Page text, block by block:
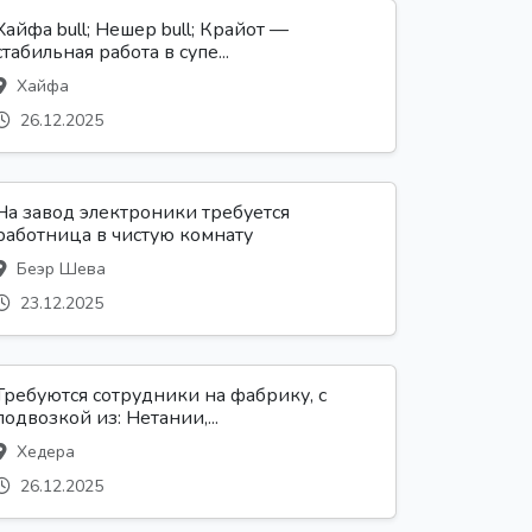
bull; Нешер bull; Крайот —
работа в супе...
Хайфа
26.12.2025
завод электроники требуется
в чистую комнату
Беэр Шева
23.12.2025
сотрудники на фабрику, с
из: Нетании,...
Хедера
26.12.2025